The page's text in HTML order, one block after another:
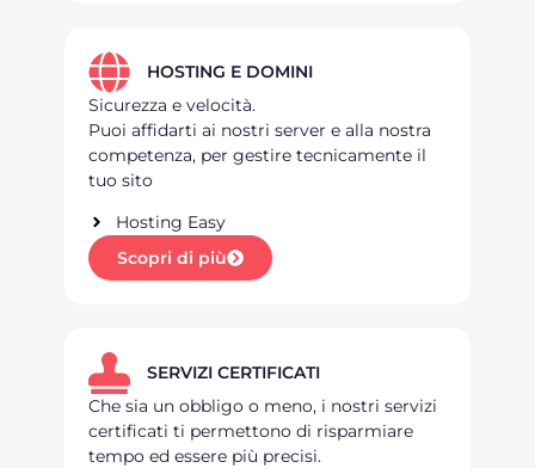
HOSTING E DOMINI
Sicurezza e velocità.
Puoi affidarti ai nostri server e alla nostra
competenza, per gestire tecnicamente il
tuo sito
Hosting Easy
Scopri di più
SERVIZI CERTIFICATI
Che sia un obbligo o meno, i nostri servizi
certificati ti permettono di risparmiare
tempo ed essere più precisi.